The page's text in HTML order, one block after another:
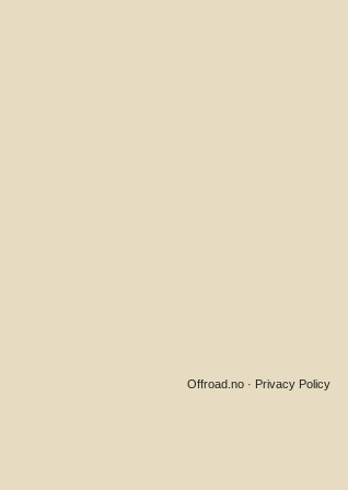
Privacy Policy
Offroad.no ·